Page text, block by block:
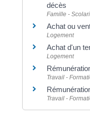
décès
Famille -
Achat ou
Logement
Achat d'un
Logement
Travail -
Travail -